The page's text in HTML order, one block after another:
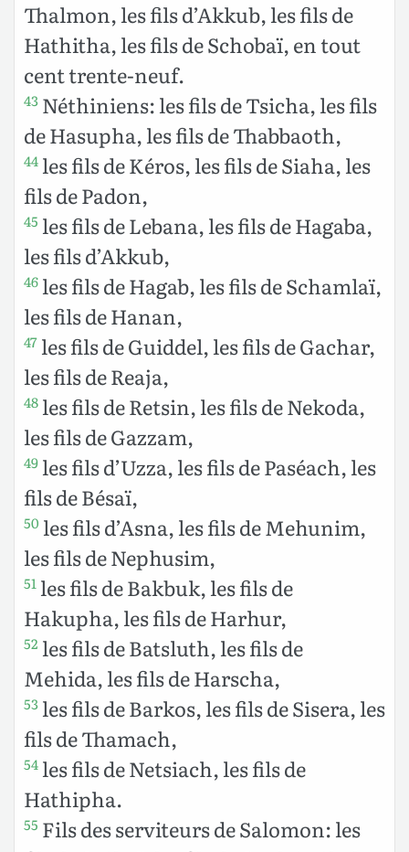
Thalmon, les fils d’Akkub, les fils de
Hathitha, les fils de Schobaï, en tout
cent trente-neuf.
43 Néthiniens: les fils de Tsicha, les fils
de Hasupha, les fils de Thabbaoth,
44 les fils de Kéros, les fils de Siaha, les
fils de Padon,
45 les fils de Lebana, les fils de Hagaba,
les fils d’Akkub,
46 les fils de Hagab, les fils de Schamlaï,
les fils de Hanan,
47 les fils de Guiddel, les fils de Gachar,
les fils de Reaja,
48 les fils de Retsin, les fils de Nekoda,
les fils de Gazzam,
49 les fils d’Uzza, les fils de Paséach, les
fils de Bésaï,
50 les fils d’Asna, les fils de Mehunim,
les fils de Nephusim,
51 les fils de Bakbuk, les fils de
Hakupha, les fils de Harhur,
52 les fils de Batsluth, les fils de
Mehida, les fils de Harscha,
53 les fils de Barkos, les fils de Sisera, les
fils de Thamach,
54 les fils de Netsiach, les fils de
Hathipha.
55 Fils des serviteurs de Salomon: les